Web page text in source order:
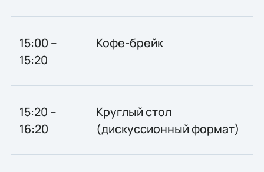
15:00 –
15:20
Кофе-брейк
15:20 –
16:20
Круглый стол
(дискуссионный формат)